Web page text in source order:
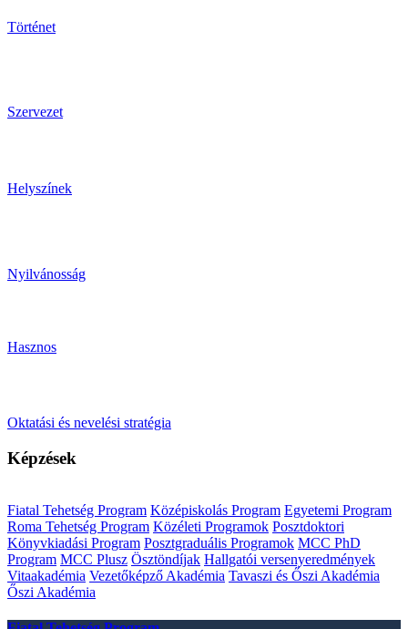
Történet
Szervezet
Helyszínek
Nyilvánosság
Hasznos
Oktatási és nevelési stratégia
Képzések
Fiatal Tehetség Program Középiskolás Program Egyetemi Program
Roma Tehetség Program Közéleti Programok Posztdoktori
Könyvkiadási Program Posztgraduális Programok MCC PhD
Program MCC Plusz Ösztöndíjak Hallgatói versenyeredmények
Vitaakadémia Vezetőképző Akadémia Tavaszi és Őszi Akadémia
Őszi Akadémia